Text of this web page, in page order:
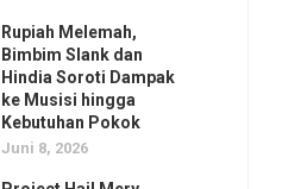
Rupiah Melemah,
Bimbim Slank dan
Hindia Soroti Dampak
ke Musisi hingga
Kebutuhan Pokok
Juni 8, 2026